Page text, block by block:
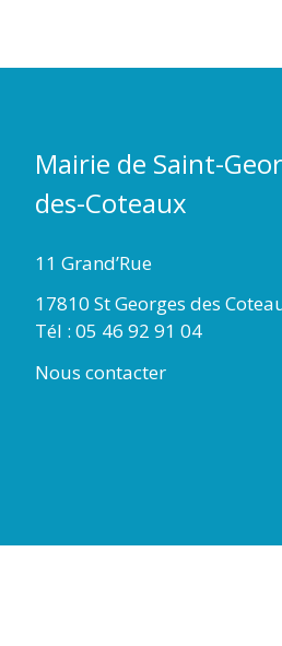
Mairie de Saint-
des-Coteaux
11 Grand’Rue
17810 St Georges des
Tél : 05 46 92 91 04
Nous contacter